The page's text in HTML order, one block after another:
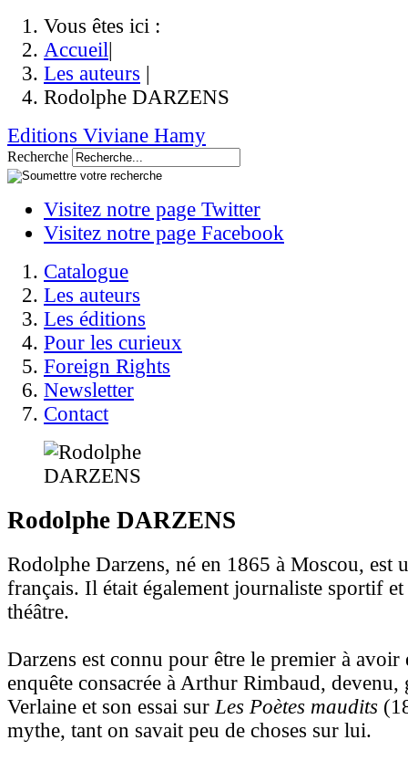
Vous êtes ici :
Accueil|
Les auteurs |
Rodolphe DARZENS
Editions Viviane Hamy
Recherche
Visitez notre page Twitter
Visitez notre page Facebook
Catalogue
Les auteurs
Les éditions
Pour les curieux
Foreign Rights
Newsletter
Contact
Rodolphe DARZENS
Rodolphe Darzens, né en 1865 à Moscou, est
français. Il était également journaliste sportif
théâtre.
Darzens est connu pour être le premier à avoir
enquête consacrée à Arthur Rimbaud, devenu,
Verlaine et son essai sur Les Poètes maudits
mythe, tant on savait peu de choses sur lui.